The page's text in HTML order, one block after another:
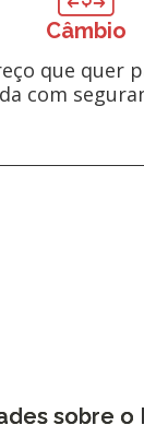
Câmbio
que quer
com
sobre o